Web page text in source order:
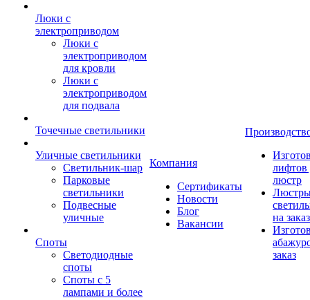
Люки с
электроприводом
Люки с
электроприводом
для кровли
Люки с
электроприводом
для подвала
Точечные светильники
Уличные светильники
Светильник-шар
Парковые
светильники
Подвесные
уличные
Споты
Светодиодные
споты
Споты с 5
лампами и более
Компания
Сертификаты
Новости
Блог
Вакансии
лифтов
люстр
на заказ
заказ